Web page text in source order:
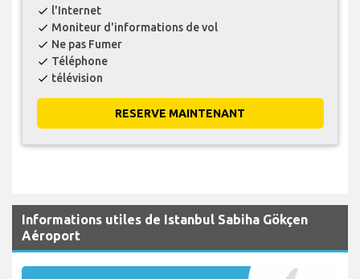
check l'Internet
check Moniteur d'informations de vol
check Ne pas Fumer
check Téléphone
check télévision
RESERVE MAINTENANT
Informations utiles de Istanbul Sabiha Gökçen
Aéroport